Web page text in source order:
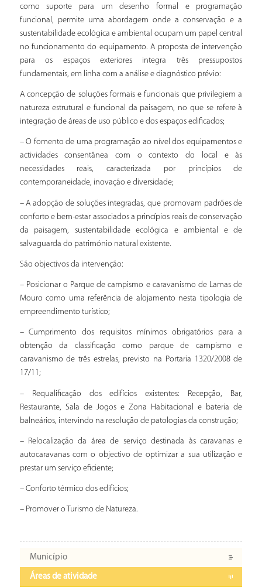
como suporte para um desenho formal e programação
funcional, permite uma abordagem onde a conservação e a
sustentabilidade ecológica e ambiental ocupam um papel central
no funcionamento do equipamento. A proposta de intervenção
para os espaços exteriores integra três pressupostos
fundamentais, em linha com a análise e diagnóstico prévio:
A concepção de soluções formais e funcionais que privilegiem a
natureza estrutural e funcional da paisagem, no que se refere à
integração de áreas de uso público e dos espaços edificados;
– O fomento de uma programação ao nível dos equipamentos e
actividades consentânea com o contexto do local e às
necessidades reais, caracterizada por princípios de
contemporaneidade, inovação e diversidade;
– A adopção de soluções integradas, que promovam padrões de
conforto e bem-estar associados a princípios reais de conservação
da paisagem, sustentabilidade ecológica e ambiental e de
salvaguarda do património natural existente.
São objectivos da intervenção:
– Posicionar o Parque de campismo e caravanismo de Lamas de
Mouro como uma referência de alojamento nesta tipologia de
empreendimento turístico;
– Cumprimento dos requisitos mínimos obrigatórios para a
obtenção da classificação como parque de campismo e
caravanismo de três estrelas, previsto na Portaria 1320/2008 de
17/11;
– Requalificação dos edifícios existentes: Recepção, Bar,
Restaurante, Sala de Jogos e Zona Habitacional e bateria de
balneários, intervindo na resolução de patologias da construção;
– Relocalização da área de serviço destinada às caravanas e
autocaravanas com o objectivo de optimizar a sua utilização e
prestar um serviço eficiente;
– Conforto térmico dos edifícios;
– Promover o Turismo de Natureza.
Município
Áreas de atividade